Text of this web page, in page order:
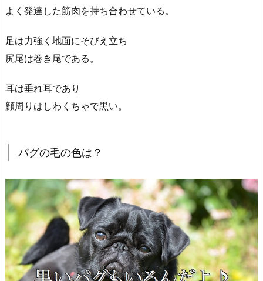
よく発達した筋肉を持ち合わせている。
足は力強く地面にそびえ立ち
尻尾は巻き尾である。
耳は垂れ耳であり
顔周りはしわくちゃで黒い。
パグの毛の色は？